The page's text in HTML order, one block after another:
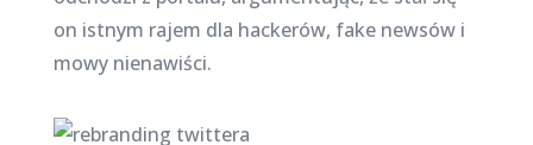
on istnym rajem dla hackerów, fake newsów i
mowy nienawiści.